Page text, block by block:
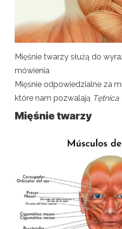
Mięśnie twarzy służą do
mówienia
Mięśnie odpowiedzialne za
które nam pozwalają
Mięśnie twarzy